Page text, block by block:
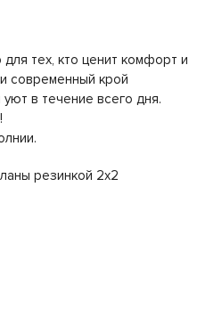
тех, кто ценит комфорт и
современный крой
в течение всего дня.
резинкой 2х2